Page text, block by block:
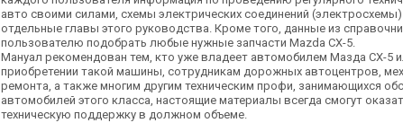
авто своими силами, схемы электрических соединений
отдельные главы этого руководства. Кроме того, данные из
пользователю подобрать любые нужные запчасти Mazda CX-5.
Мануал рекомендован тем, кто уже владеет автомобилем Мазда СХ-5
приобретении такой машины, сотрудникам дорожных автоцентров,
ремонта, а также многим другим техническим профи, занимающихся
автомобилей этого класса, настоящие материалы всегда смогут
техническую поддержку в должном объеме.